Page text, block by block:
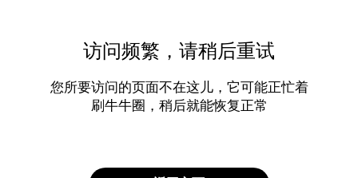
访问频繁，请稍后重试
您所要访问的页面不在这儿，它可能正忙着
刷牛牛圈，稍后就能恢复正常